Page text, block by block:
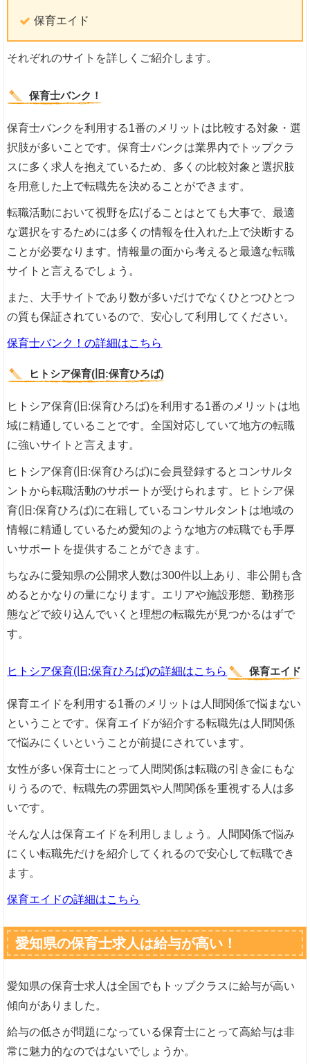
保育エイド
それぞれのサイトを詳しくご紹介します。
保育士バンク！
保育士バンクを利用する1番のメリットは比較する対象・選
択肢が多いことです。保育士バンクは業界内でトップクラ
スに多く求人を抱えているため、多くの比較対象と選択肢
を用意した上で転職先を決めることができます。
転職活動において視野を広げることはとても大事で、最適
な選択をするためには多くの情報を仕入れた上で決断する
ことが必要なります。情報量の面から考えると最適な転職
サイトと言えるでしょう。
また、大手サイトであり数が多いだけでなくひとつひとつ
の質も保証されているので、安心して利用してください。
保育士バンク！の詳細はこちら
ヒトシア保育(旧:保育ひろば)
ヒトシア保育(旧:保育ひろば)を利用する1番のメリットは地
域に精通していることです。全国対応していて地方の転職
に強いサイトと言えます。
ヒトシア保育(旧:保育ひろば)に会員登録するとコンサルタ
ントから転職活動のサポートが受けられます。ヒトシア保
育(旧:保育ひろば)に在籍しているコンサルタントは地域の
情報に精通しているため愛知のような地方の転職でも手厚
いサポートを提供することができます。
ちなみに愛知県の公開求人数は300件以上あり、非公開も含
めるとかなりの量になります。エリアや施設形態、勤務形
態などで絞り込んでいくと理想の転職先が見つかるはずで
す。
ヒトシア保育(旧:保育ひろば)の詳細はこちら 保育エイド
保育エイドを利用する1番のメリットは人間関係で悩まない
ということです。保育エイドが紹介する転職先は人間関係
で悩みにくいということが前提にされています。
女性が多い保育士にとって人間関係は転職の引き金にもな
りうるので、転職先の雰囲気や人間関係を重視する人は多
いです。
そんな人は保育エイドを利用しましょう。人間関係で悩み
にくい転職先だけを紹介してくれるので安心して転職でき
ます。
保育エイドの詳細はこちら
愛知県の保育士求人は給与が高い！
愛知県の保育士求人は全国でもトップクラスに給与が高い
傾向がありました。
給与の低さが問題になっている保育士にとって高給与は非
常に魅力的なのではないでしょうか。